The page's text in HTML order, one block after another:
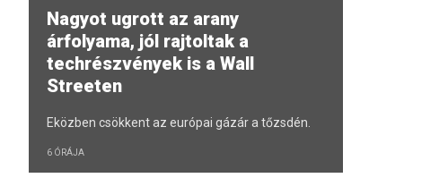
Nagyot ugrott az arany
árfolyama, jól rajtoltak a
techrészvények is a Wall
Streeten
Eközben csökkent az európai gázár a tőzsdén.
6 ÓRÁJA